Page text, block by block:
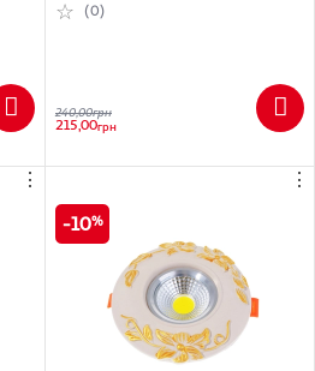
(0)
240,00грн
215,00грн
⋮
⋮
10